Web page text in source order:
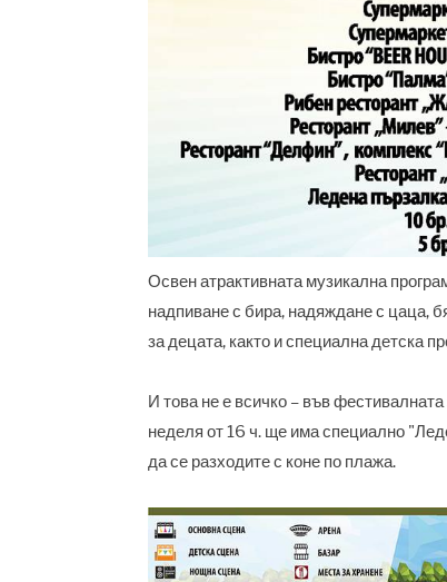
Освен атрактивната музикална
надпиване с бира, надяждане с цаца,
за децата, както и специална детска
И това не е всичко – във фестивалната
неделя от 16 ч. ще има специално
да се разходите с коне по плажа.